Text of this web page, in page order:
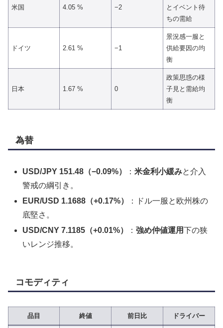
米国 4.05 % −2
とイベント待
ちの需給
ドイツ 2.61 % −1
景況感一服と
供給要因の均
衡
日本 1.67 % 0
政策思惑の様
子見と需給均
衡
為替
USD/JPY 151.48（−0.09%） ：米金利小緩みと介入
警戒の綱引き。
EUR/USD 1.1688（+0.17%）
：ドル一服と欧州株の
底堅さ。
USD/CNY 7.1185（+0.01%）
：強め仲値運用下の狭
いレンジ推移。
コモディティ
品目 終値 前日比 ドライバー